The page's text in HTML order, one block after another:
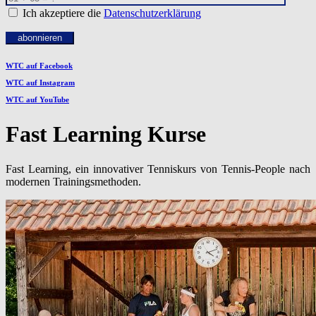
Ich akzeptiere die Datenschutzerklärung
abonnieren
WTC auf Facebook
WTC auf Instagram
WTC auf YouTube
Fast Learning Kurse
Fast Learning, ein innovativer Tenniskurs von Tennis-People nach
modernen Trainingsmethoden.